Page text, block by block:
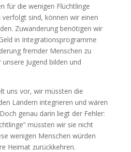
für die wenigen Flüchtlinge
verfolgt sind, können wir einen
Zuwanderung benötigen wir
in Integrationsprogramme
fremder Menschen zu
Jugend bilden und
uns vor, wir müssten die
Ländern integrieren und wären
genau darin liegt der Fehler:
müssten wir sie nicht
wenigen Menschen würden
Heimat zurückkehren.